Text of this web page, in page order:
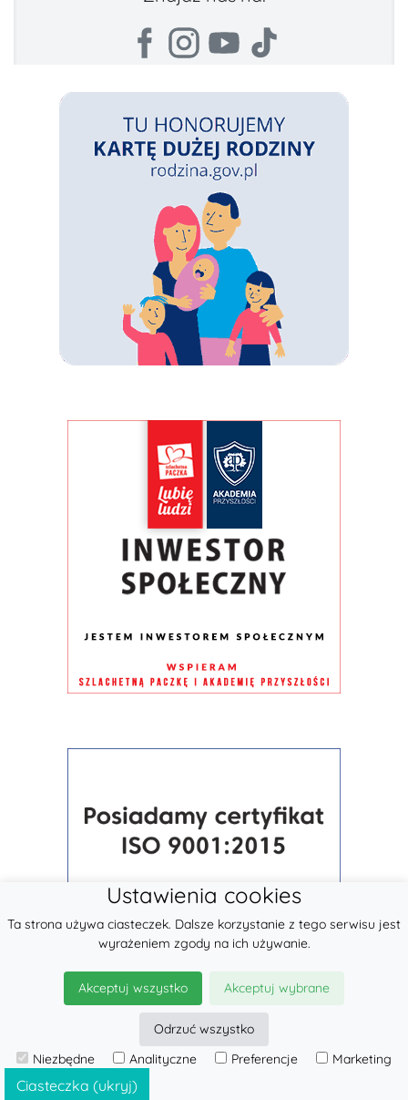
© 2026LennyLamb sp. z o.o.
·Chusty Elastyczne
Ciasteczka (ukryj)
Ustawienia cookies
Ta strona używa ciasteczek. Dalsze korzystanie z tego serwisu jest
wyrażeniem zgody na ich używanie.
Akceptuj wszystko Akceptuj wybrane
Odrzuć wszystko
Niezbędne
Analityczne Preferencje Marketing